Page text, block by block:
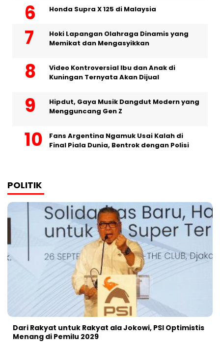
Honda Supra X 125 di Malaysia
Hoki Lapangan Olahraga Dinamis yang
Memikat dan Mengasyikkan
Video Kontroversial Ibu dan Anak di
Kuningan Ternyata Akan Dijual
Hipdut, Gaya Musik Dangdut Modern yang
Mengguncang Gen Z
Fans Argentina Ngamuk Usai Kalah di
Final Piala Dunia, Bentrok dengan Polisi
POLITIK
Dari Rakyat untuk Rakyat ala Jokowi, PSI Optimistis
Menang di Pemilu 2029